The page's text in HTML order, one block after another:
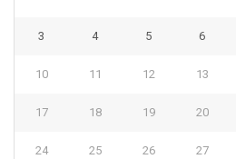
3 4 5 6
10 11 12 13
17 18 19 20
24 25 26 27